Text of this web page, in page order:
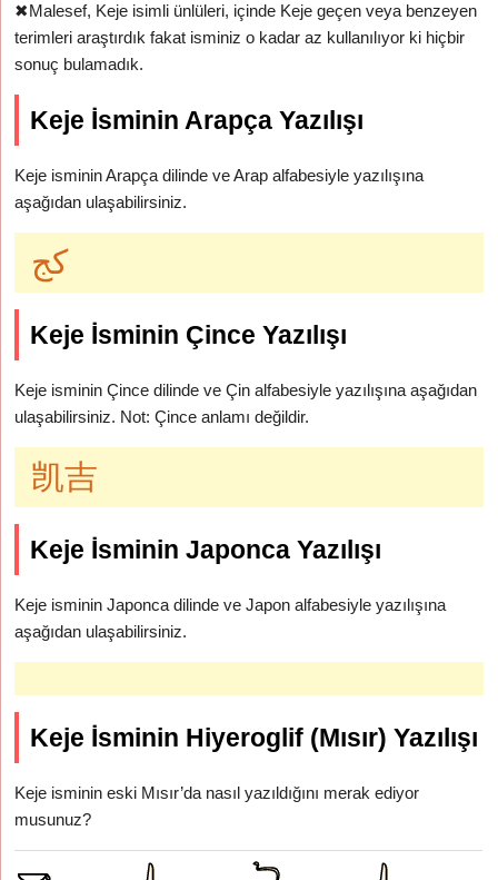
✖Malesef, Keje isimli ünlüleri, içinde Keje geçen veya benzeyen
terimleri araştırdık fakat isminiz o kadar az kullanılıyor ki hiçbir
sonuç bulamadık.
Keje İsminin Arapça Yazılışı
Keje isminin Arapça dilinde ve Arap alfabesiyle yazılışına
aşağıdan ulaşabilirsiniz.
كج
Keje İsminin Çince Yazılışı
Keje isminin Çince dilinde ve Çin alfabesiyle yazılışına aşağıdan
ulaşabilirsiniz. Not: Çince anlamı değildir.
凯吉
Keje İsminin Japonca Yazılışı
Keje isminin Japonca dilinde ve Japon alfabesiyle yazılışına
aşağıdan ulaşabilirsiniz.
Keje İsminin Hiyeroglif (Mısır) Yazılışı
Keje isminin eski Mısır’da nasıl yazıldığını merak ediyor
musunuz?